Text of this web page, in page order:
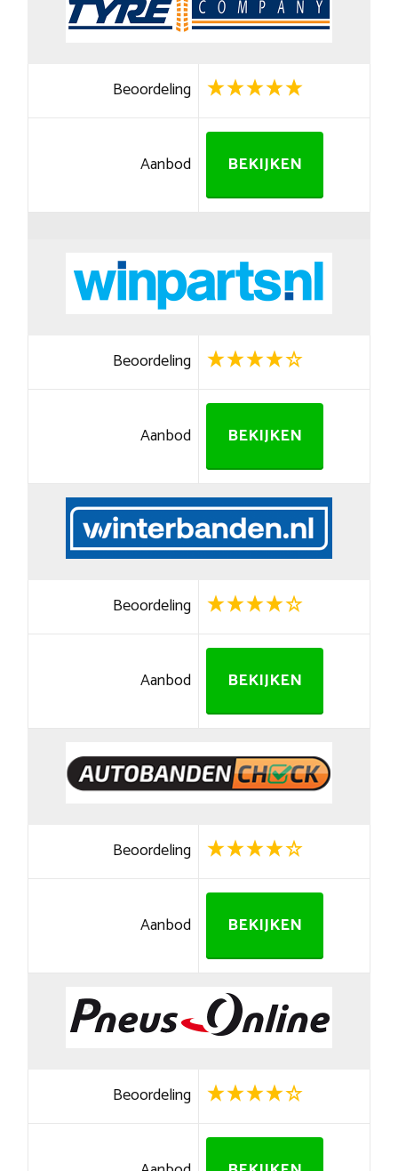
Beoordeling
Aanbod BEKIJKEN
Beoordeling
Aanbod BEKIJKEN
Beoordeling
Aanbod BEKIJKEN
Beoordeling
Aanbod BEKIJKEN
Beoordeling